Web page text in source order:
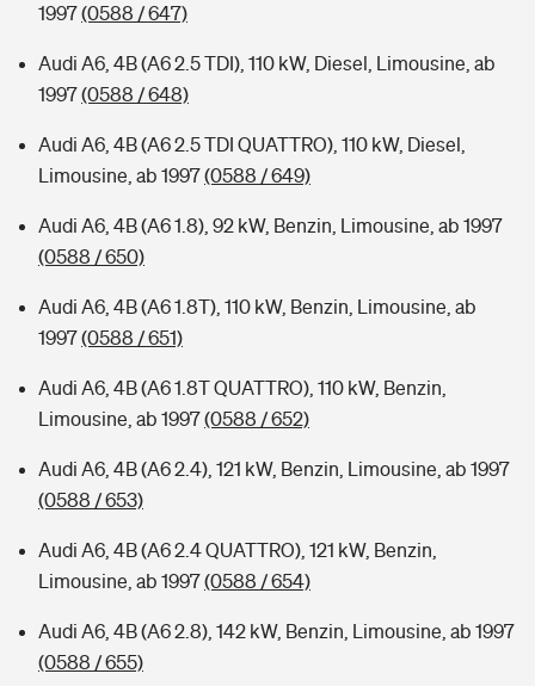
1997(0588 / 647)
Audi A6, 4B (A6 2.5 TDI), 110 kW, Diesel, Limousine, ab
1997(0588 / 648)
Audi A6, 4B (A6 2.5 TDI QUATTRO), 110 kW, Diesel,
Limousine, ab 1997(0588 / 649)
Audi A6, 4B (A6 1.8), 92 kW, Benzin, Limousine, ab 1997
(0588 / 650)
Audi A6, 4B (A6 1.8T), 110 kW, Benzin, Limousine, ab
1997(0588 / 651)
Audi A6, 4B (A6 1.8T QUATTRO), 110 kW, Benzin,
Limousine, ab 1997(0588 / 652)
Audi A6, 4B (A6 2.4), 121 kW, Benzin, Limousine, ab 1997
(0588 / 653)
Audi A6, 4B (A6 2.4 QUATTRO), 121 kW, Benzin,
Limousine, ab 1997(0588 / 654)
Audi A6, 4B (A6 2.8), 142 kW, Benzin, Limousine, ab 1997
(0588 / 655)